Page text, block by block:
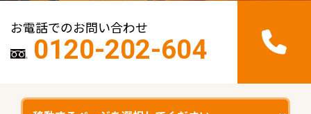
お電話でのお問い合わせ
0120-202-604